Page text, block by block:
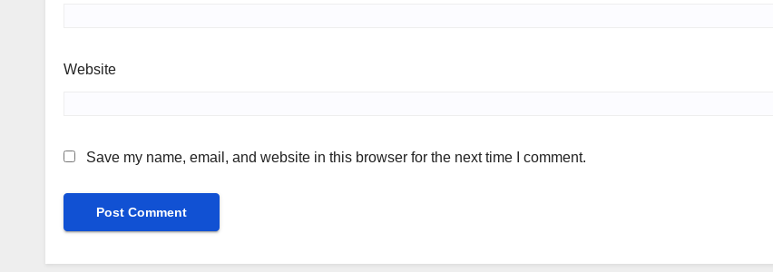
Website
Save my name, email, and website in this browser for the next time I comment.